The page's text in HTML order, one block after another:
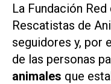
La Fundación
Rescatistas de
seguidores y, por
de las personas
animales que